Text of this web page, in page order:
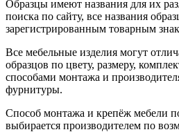
Образцы имеют названия для их
поиска по сайту, все названия
зарегистрированным товарным
Все мебельные изделия могут
образцов по цвету, размеру,
способами монтажа и
фурнитуры.
Способ монтажа и крепёж мебели
выбирается производителем по